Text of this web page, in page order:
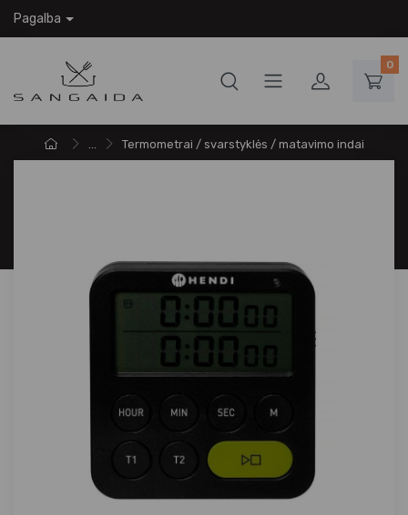
Pagalba
0
... Termometrai / svarstyklės / matavimo indai